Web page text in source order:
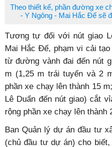
Theo thiết kế, phần đường xe
- Y Ngông - Mai Hắc Đế sẽ
Tương tự đối với nút giao
Mai Hắc Đế, phạm vi cải
từ đường vành đai đến nút
m (1,25 m trái tuyến và 2
phần xe chạy lên thành 15
Lê Duẩn đến nút giao) cắt
rộng phần xe chạy lên thành
Ban Quản lý dự án đầu tư
(chủ đầu tư dự án) cho